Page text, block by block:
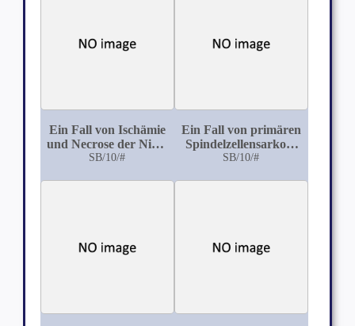
Ein Fall von Ischämie
und Necrose der Niere
nach Thrombose der
SB/10/#
Ein Fall von primären
Spindelzellensarkom
des untersten rechten
SB/10/#